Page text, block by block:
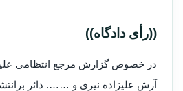
((رأی دادگاه))
در خصوص گزارش مرجع انتظامی
آرش علیزاده نیری و ……. دائر